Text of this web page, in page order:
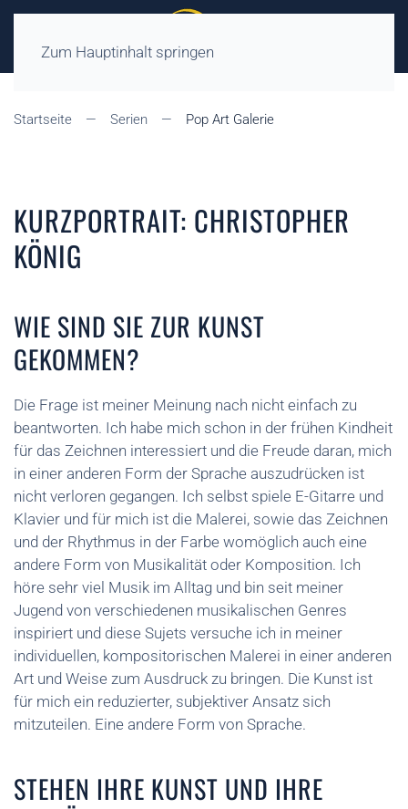
Zum Hauptinhalt springen
Startseite Serien Pop Art Galerie
KURZPORTRAIT: CHRISTOPHER
KÖNIG
WIE SIND SIE ZUR KUNST
GEKOMMEN?
Die Frage ist meiner Meinung nach nicht einfach zu
beantworten. Ich habe mich schon in der frühen Kindheit
für das Zeichnen interessiert und die Freude daran, mich
in einer anderen Form der Sprache auszudrücken ist
nicht verloren gegangen. Ich selbst spiele E-Gitarre und
Klavier und für mich ist die Malerei, sowie das Zeichnen
und der Rhythmus in der Farbe womöglich auch eine
andere Form von Musikalität oder Komposition. Ich
höre sehr viel Musik im Alltag und bin seit meiner
Jugend von verschiedenen musikalischen Genres
inspiriert und diese Sujets versuche ich in meiner
individuellen, kompositorischen Malerei in einer anderen
Art und Weise zum Ausdruck zu bringen. Die Kunst ist
für mich ein reduzierter, subjektiver Ansatz sich
mitzuteilen. Eine andere Form von Sprache.
STEHEN IHRE KUNST UND IHRE